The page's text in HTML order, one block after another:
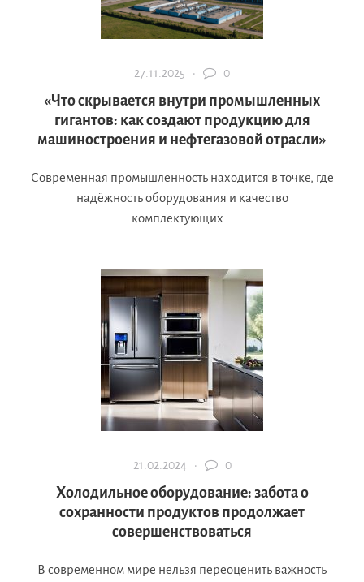
27.11.2025 · 0
«Что скрывается внутри промышленных
гигантов: как создают продукцию для
машиностроения и нефтегазовой отрасли»
Современная промышленность находится в точке, где
надёжность оборудования и качество
комплектующих...
21.02.2024 · 0
Холодильное оборудование: забота о
сохранности продуктов продолжает
совершенствоваться
В современном мире нельзя переоценить важность